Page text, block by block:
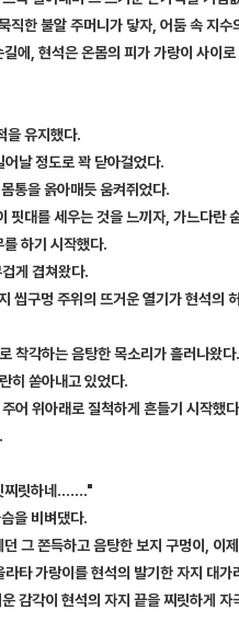
한 불알 주머니가 닿자, 어둠 속 지
에, 현석은 온몸의 피가 가랑이 사이
을 유지했다.
날 정도로 꽉 닫아걸었다.
통을 옭아매듯 움켜쥐었다.
핏대를 세우는 것을 느끼자, 가느다란
하기 시작했다.
게 겹쳐왔다.
씹구멍 주위의 뜨거운 열기가 현석의
착각하는 음탕한 목소리가 흘러나왔다.
히 쏟아내고 있었다.
어 위아래로 질척하게 흔들기 시작했
찌릿하네……."
을 비벼댔다.
그 쫀득하고 음탕한 보지 구멍이, 이
타 가랑이를 현석의 발기한 자지 대가
감각이 현석의 자지 끝을 찌릿하게 자